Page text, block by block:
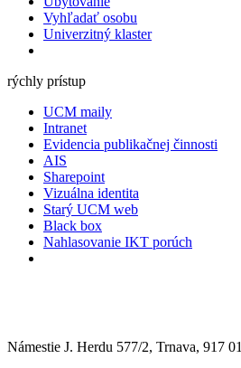
Vyhľadať osobu
Univerzitný klaster
rýchly prístup
UCM maily
Intranet
Evidencia publikačnej činnosti
AIS
Sharepoint
Vizuálna identita
Starý UCM web
Black box
Nahlasovanie IKT porúch
Námestie J. Herdu 577/2, Trnava, 917 01